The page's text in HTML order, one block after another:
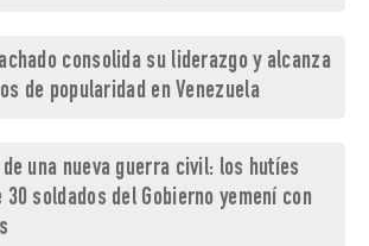
consolida su liderazgo y alcanza
de popularidad en Venezuela
de una nueva guerra civil: los hutíes
30 soldados del Gobierno yemení con